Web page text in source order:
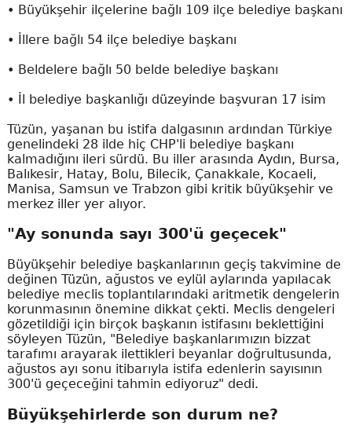
• Büyükşehir ilçelerine bağlı 109 ilçe belediye başkanı
• İllere bağlı 54 ilçe belediye başkanı
• Beldelere bağlı 50 belde belediye başkanı
• İl belediye başkanlığı düzeyinde başvuran 17 isim
Tüzün, yaşanan bu istifa dalgasının ardından Türkiye
genelindeki 28 ilde hiç CHP'li belediye başkanı
kalmadığını ileri sürdü. Bu iller arasında Aydın, Bursa,
Balıkesir, Hatay, Bolu, Bilecik, Çanakkale, Kocaeli,
Manisa, Samsun ve Trabzon gibi kritik büyükşehir ve
merkez iller yer alıyor.
"Ay sonunda sayı 300'ü geçecek"
Büyükşehir belediye başkanlarının geçiş takvimine de
değinen Tüzün, ağustos ve eylül aylarında yapılacak
belediye meclis toplantılarındaki aritmetik dengelerin
korunmasının önemine dikkat çekti. Meclis dengeleri
gözetildiği için birçok başkanın istifasını beklettiğini
söyleyen Tüzün, "Belediye başkanlarımızın bizzat
tarafımı arayarak ilettikleri beyanlar doğrultusunda,
ağustos ayı sonu itibarıyla istifa edenlerin sayısının
300'ü geçeceğini tahmin ediyoruz" dedi.
Büyükşehirlerde son durum ne?